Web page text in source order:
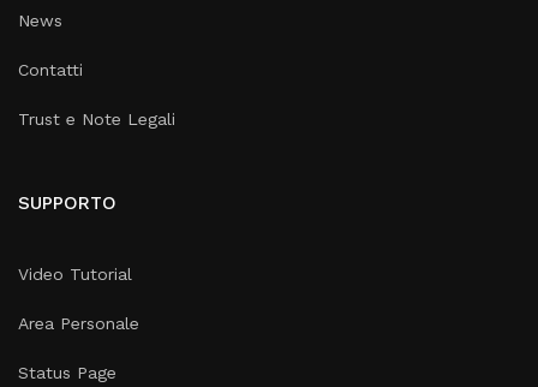
News
Contatti
Trust e Note Legali
SUPPORTO
Video Tutorial
Area Personale
Status Page